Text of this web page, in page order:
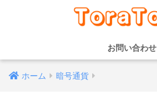
お問い合わせ
ホーム 暗号通貨